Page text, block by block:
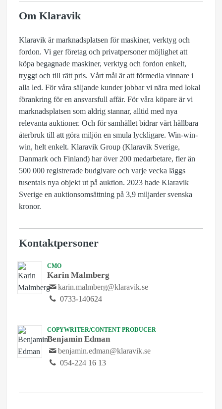
Om Klaravik
Klaravik är marknadsplatsen för maskiner, verktyg och
fordon. Vi ger företag och privatpersoner möjlighet att
köpa begagnade maskiner, verktyg och fordon enkelt,
tryggt och till rätt pris. Vårt mål är att förmedla vinnare i
alla led. För våra säljande kunder jobbar vi nära med lokal
förankring för en ansvarsfull affär. För våra köpare är vi
marknadsplatsen som aldrig stannar, alltid med nya
relevanta auktioner. Och för samhället bidrar vårt hållbara
återbruk till att göra miljön en smula lyckligare. Win-win-
win, helt enkelt. Klaravik Group (Klaravik Sverige,
Danmark och Finland) har över 200 medarbetare, fler än
500 000 registrerade budgivare och varje vecka läggs
tusentals nya objekt ut på auktion. 2023 hade Klaravik
Sverige en auktionsomsättning på 3,9 miljarder svenska
kronor.
Kontaktpersoner
CMO
Karin Malmberg
karin.malmberg@klaravik.se
0733-140624
COPYWRITER/CONTENT PRODUCER
Benjamin Edman
benjamin.edman@klaravik.se
054-224 16 13